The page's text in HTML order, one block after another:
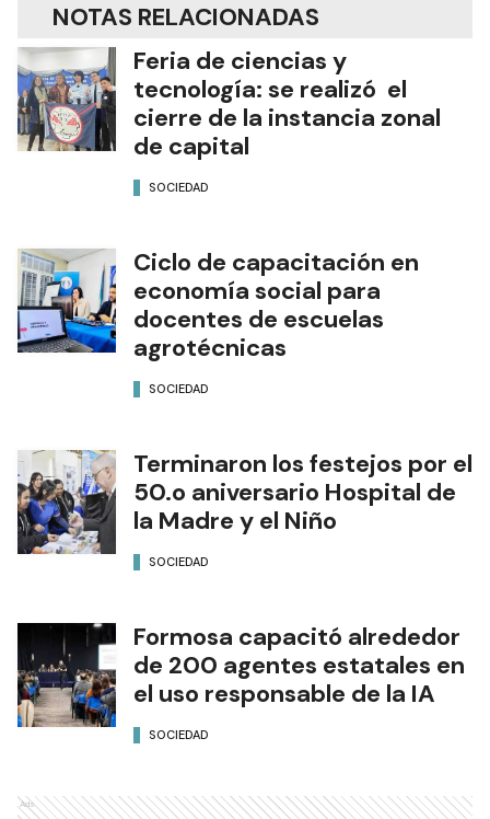
NOTAS RELACIONADAS
Feria de ciencias y
tecnología: se realizó el
cierre de la instancia zonal
de capital
SOCIEDAD
Ciclo de capacitación en
economía social para
docentes de escuelas
agrotécnicas
SOCIEDAD
Terminaron los festejos por el
50.o aniversario Hospital de
la Madre y el Niño
SOCIEDAD
Formosa capacitó alrededor
de 200 agentes estatales en
el uso responsable de la IA
SOCIEDAD
Ads